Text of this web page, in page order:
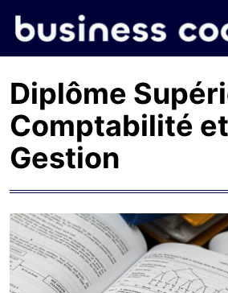
Diplôme
Comptabilité
Gestion